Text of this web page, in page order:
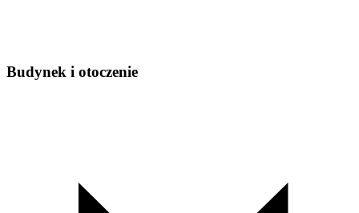
Budynek i otoczenie